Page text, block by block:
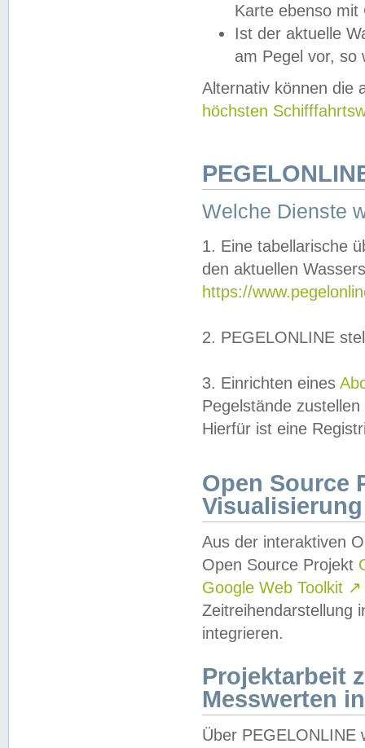
Karte ebenso mit
Ist der aktuelle
am Pegel vor,
Alternativ können die
höchsten
Welche Dienste
1. Eine tabellarische
den aktuellen
https://
2. PEGELONLINE
3. Einrichten eines
Pegelstände
Hierfür ist eine
Open Source
Visualisierung
Aus der interaktiven
Open Source Projekt
Google Web Toolkit ↗
Zeitreihendarstellung
integrieren.
Projektarbeit
Messwerten
Über PEGELONLINE